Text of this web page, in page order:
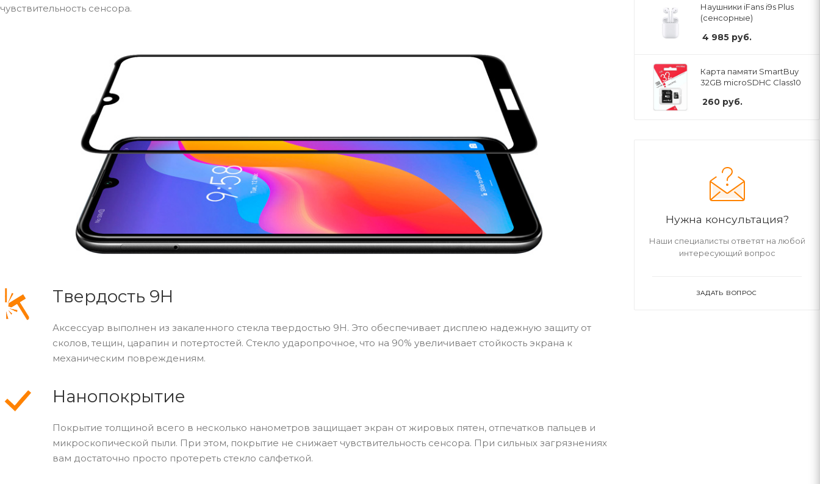
чувствительность сенсора.
Твердость 9H
Аксессуар выполнен из закаленного стекла твердостью 9H. Это обеспечивает дисплею надежную защиту от
сколов, тещин, царапин и потертостей. Стекло ударопрочное, что на 90% увеличивает стойкость экрана к
механическим повреждениям.
Нанопокрытие
Покрытие толщиной всего в несколько нанометров защищает экран от жировых пятен, отпечатков пальцев и
микроскопической пыли. При этом, покрытие не снижает чувствительность сенсора. При сильных загрязнениях
вам достаточно просто протереть стекло салфеткой.
Наушники iFans i9s Plus
(сенсорные)
4 985 руб.
Карта памяти SmartBuy
32GB microSDHC Class10
260 руб.
Нужна консультация?
Наши специалисты ответят на любой
интересующий вопрос
ЗАДАТЬ ВОПРОС